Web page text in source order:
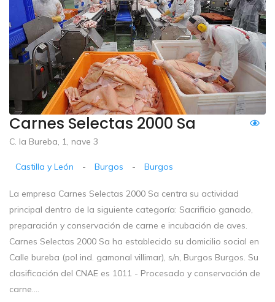
Carnes Selectas 2000 Sa
C. la Bureba, 1, nave 3
Castilla y León - Burgos - Burgos
La empresa Carnes Selectas 2000 Sa centra su actividad
principal dentro de la siguiente categoría: Sacrificio ganado,
preparación y conservación de carne e incubación de aves.
Carnes Selectas 2000 Sa ha establecido su domicilio social en
Calle bureba (pol ind. gamonal villimar), s/n, Burgos Burgos. Su
clasificación del CNAE es 1011 - Procesado y conservación de
carne....